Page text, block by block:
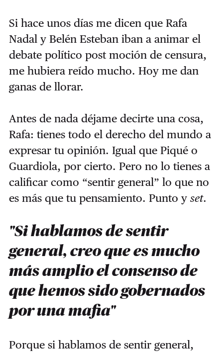
Si hace unos días me dicen que Rafa
Nadal y Belén Esteban iban a animar el
debate político post moción de censura,
me hubiera reído mucho. Hoy me dan
ganas de llorar.
Antes de nada déjame decirte una cosa,
Rafa: tienes todo el derecho del mundo a
expresar tu opinión. Igual que Piqué o
Guardiola, por cierto. Pero no lo tienes a
calificar como “sentir general” lo que no
es más que tu pensamiento. Punto y set.
"Si hablamos de sentir
general, creo que es mucho
más amplio el consenso de
que hemos sido gobernados
por una mafia"
Porque si hablamos de sentir general,